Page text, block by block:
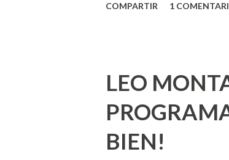
que estés lista para
lo que deberías
sexuales no son
nuevo que aprender
COMPARTIR 1
LEO
BIEN!